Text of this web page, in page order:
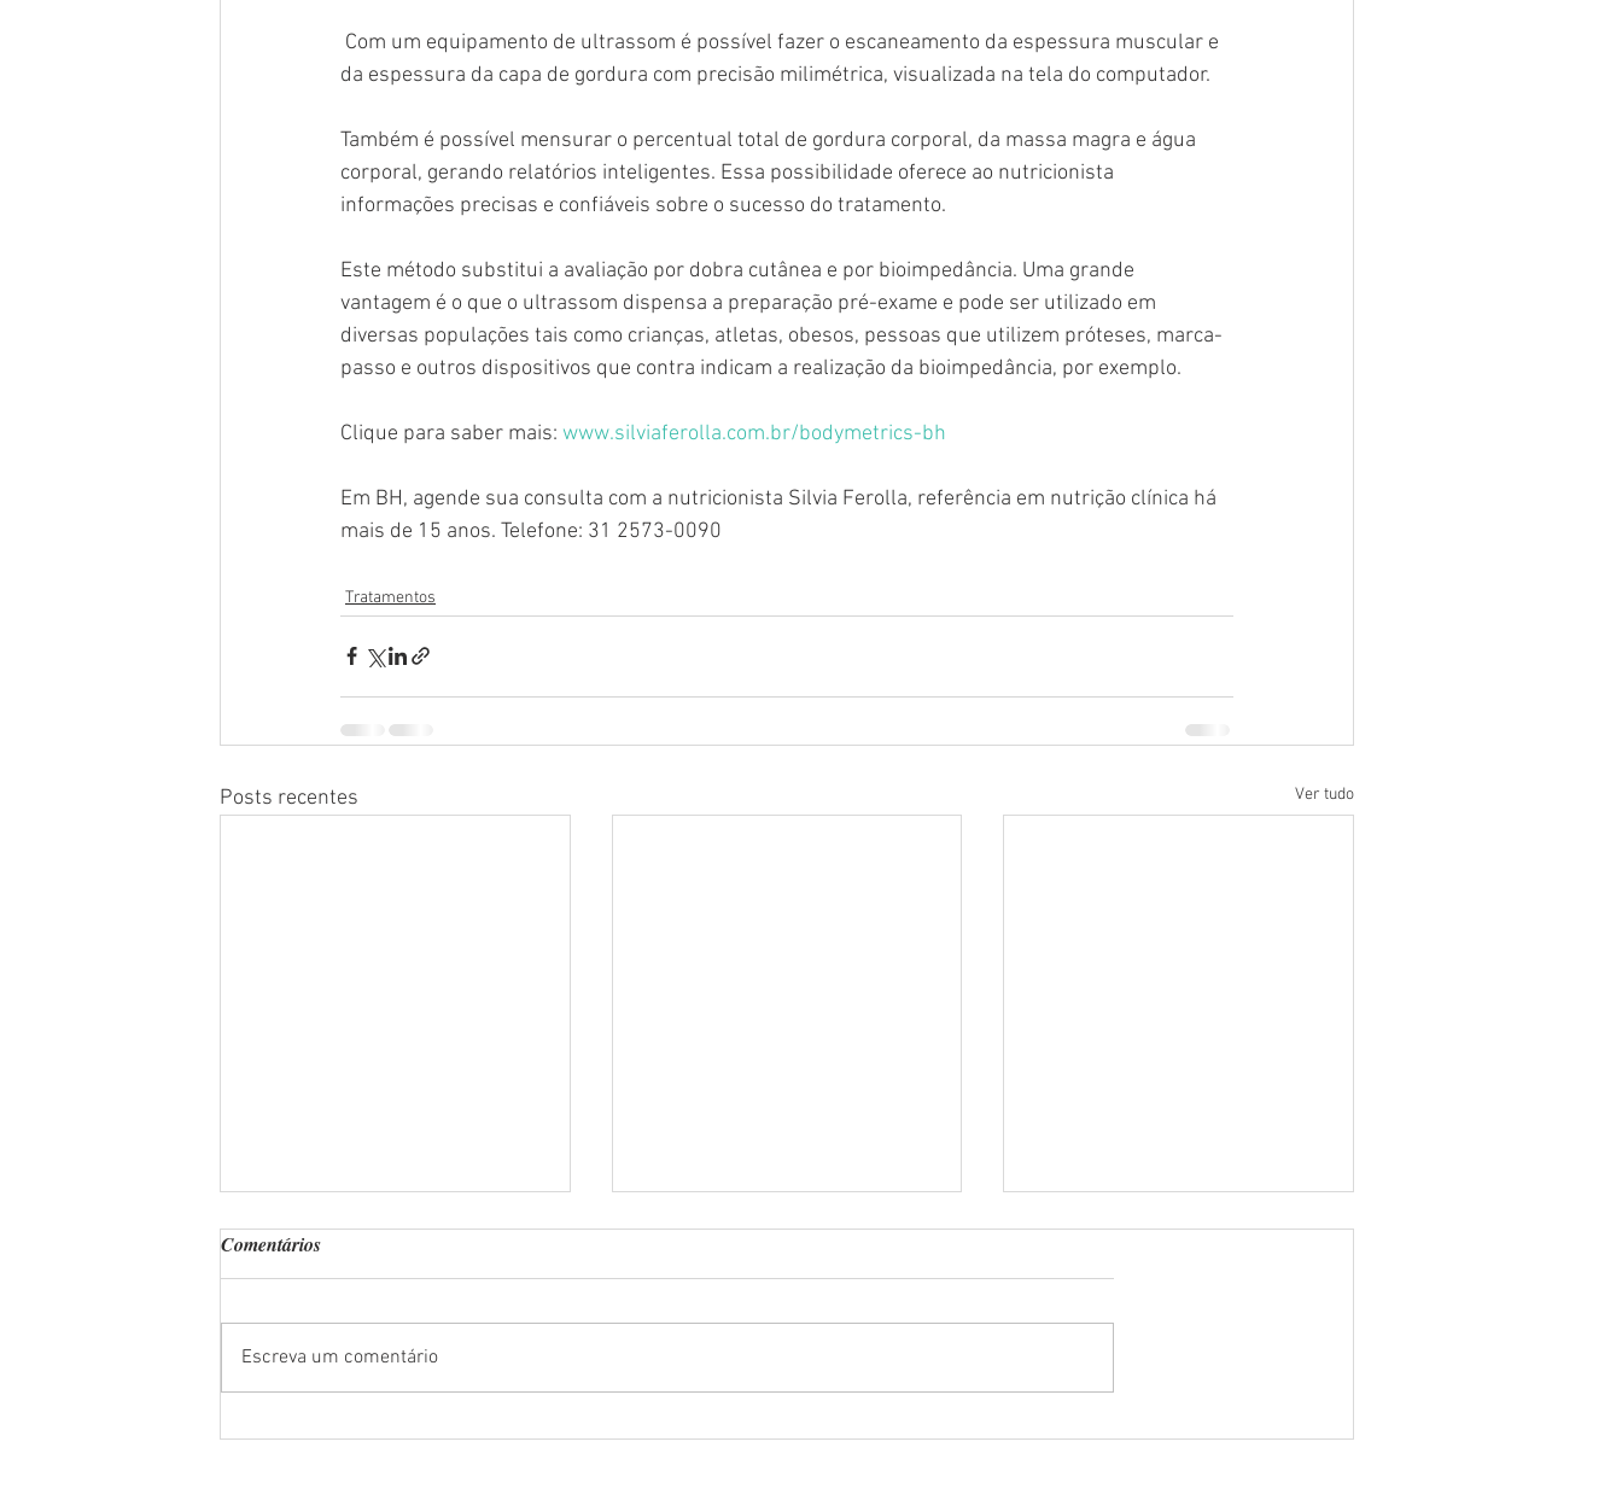
da espessura da capa de gordura com precisão milimétrica, visualizada na tela do computador.
Também é possível mensurar o percentual total de gordura corporal, da massa magra e água
corporal, gerando relatórios inteligentes. Essa possibilidade oferece ao nutricionista
informações precisas e confiáveis sobre o sucesso do tratamento.
Este método substitui a avaliação por dobra cutânea e por bioimpedância. Uma grande
vantagem é o que o ultrassom dispensa a preparação pré-exame e pode ser utilizado em
diversas populações tais como crianças, atletas, obesos, pessoas que utilizem próteses, marca-
passo e outros dispositivos que contra indicam a realização da bioimpedância, por exemplo.
Clique para saber mais: www.silviaferolla.com.br/bodymetrics-bh
Em BH, agende sua consulta com a nutricionista Silvia Ferolla, referência em nutrição clínica há
mais de 15 anos. Telefone: 31 2573-0090
Tratamentos
Posts recentes Ver tudo
Disbiose intestinal. O que é e
Obesidade infantil. Como
Resveratrol. Um grande aliado
Comentários
Escreva um comentário